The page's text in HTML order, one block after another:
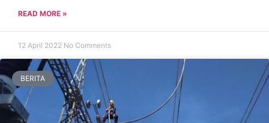
READ MORE »
12 April 2022 No Comments
BERITA